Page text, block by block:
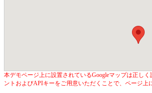
本デモページ上に設置されているGoogleマップは正し
ントおよびAPIキーをご用意いただくことで、ページ上